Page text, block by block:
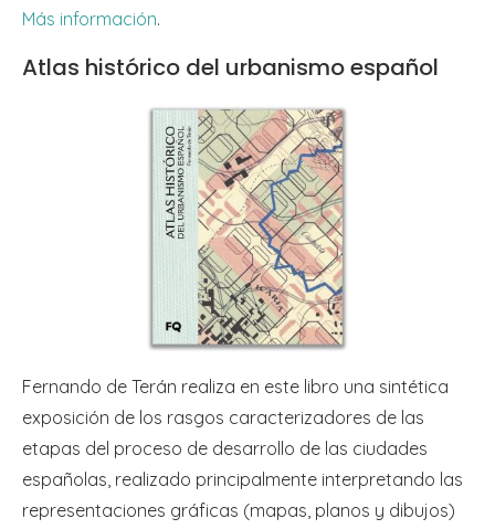
Más información.
Atlas histórico del urbanismo español
Fernando de Terán realiza en este libro una sintética
exposición de los rasgos caracterizadores de las
etapas del proceso de desarrollo de las ciudades
españolas, realizado principalmente interpretando las
representaciones gráficas (mapas, planos y dibujos)